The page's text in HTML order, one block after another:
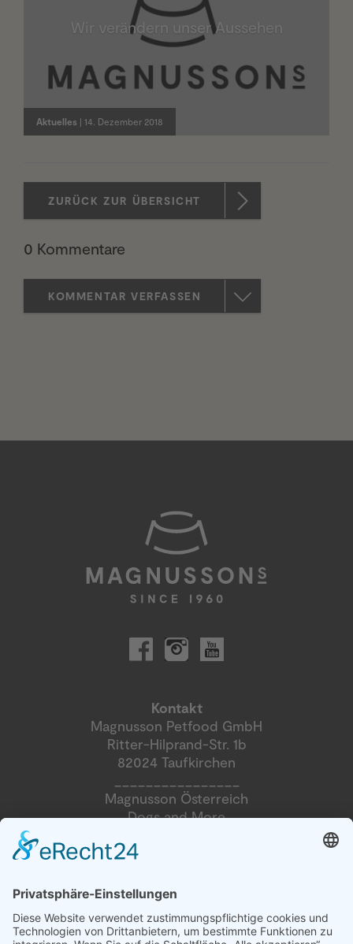
Wir verändern unser Aussehen
Aktuelles | 14. Dezember 2018
ZURÜCK ZUR ÜBERSICHT
0 Kommentare
KOMMENTAR VERFASSEN
Kontakt
Magnusson Petfood GmbH
Ritter-Hilprand-Str. 1b
82024 Taufkirchen
Magnusson Österreich
Dogs and More
2604 Theresienfeld
info@magnussonpetfood.de
Tel. +43 676 39 11 127